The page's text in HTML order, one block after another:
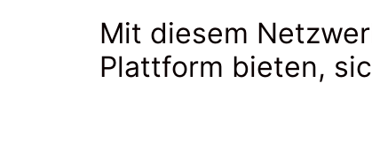
Mit diesem
Plattform bieten,